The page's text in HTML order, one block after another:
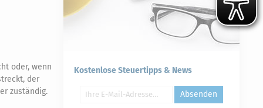
oder, wenn
der
zuständig.
Kostenlose Steuertipps & News
Absenden